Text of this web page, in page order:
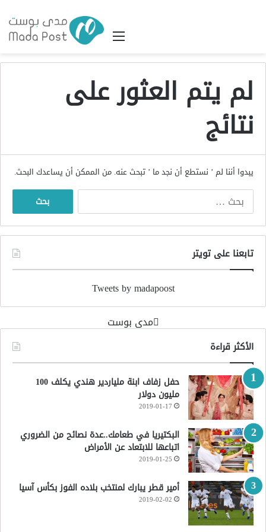
القائمة
لم يتم العثور على
نتائج
يبدوا أننا لم ’ نستطع أن نجد ما ’ تبحث عنه. من الممكن أن يساعدك البحث.
البحث
تابعنا على تويتر
Tweets by madapoost
‏مدى بوست‏
الأكثر قراءة
حفل زفاف ابنة ملياردير هندي يكلف 100
مليون دولار
2019-01-17
البكتيريا في طعامك..عدة نصائح من الضروري
اتباعها للابتعاد عن الأمراض
2019-01-25
أمير قطر يبارك لمنتخب بلاده الفوز بكأس آسيا
2019-02-02